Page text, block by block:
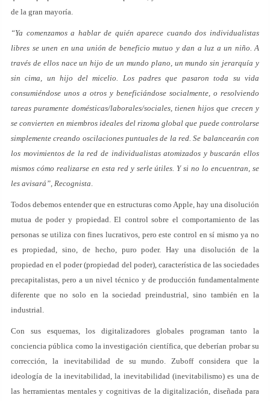
de la gran mayoría.
“Ya comenzamos a hablar de quién aparece cuando dos individualistas
libres se unen en una unión de beneficio mutuo y dan a luz a un niño. A
través de ellos nace un hijo de un mundo plano, un mundo sin jerarquía y
sin cima, un hijo del micelio. Los padres que pasaron toda su vida
consumiéndose unos a otros y beneficiándose socialmente, o resolviendo
tareas puramente domésticas/laborales/sociales, tienen hijos que crecen y
se convierten en miembros ideales del rizoma global que puede controlarse
simplemente creando oscilaciones puntuales de la red. Se balancearán con
los movimientos de la red de individualistas atomizados y buscarán ellos
mismos cómo realizarse en esta red y serle útiles. Y si no lo encuentran, se
les avisará”, Recognista.
Todos debemos entender que en estructuras como Apple, hay una disolución
mutua de poder y propiedad. El control sobre el comportamiento de las
personas se utiliza con fines lucrativos, pero este control en sí mismo ya no
es propiedad, sino, de hecho, puro poder. Hay una disolución de la
propiedad en el poder (propiedad del poder), característica de las sociedades
precapitalistas, pero a un nivel técnico y de producción fundamentalmente
diferente que no solo en la sociedad preindustrial, sino también en la
industrial.
Con sus esquemas, los digitalizadores globales programan tanto la
conciencia pública como la investigación científica, que deberían probar su
corrección, la inevitabilidad de su mundo. Zuboff considera que la
ideología de la inevitabilidad, la inevitabilidad (inevitabilismo) es una de
las herramientas mentales y cognitivas de la digitalización, diseñada para